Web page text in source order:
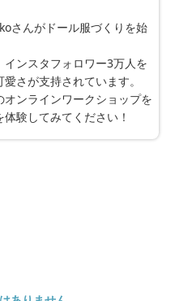
さんがドール服づくりを始
ンスタフォロワー3万人を
さが支持されています。
ンラインワークショップを
験してみてください！